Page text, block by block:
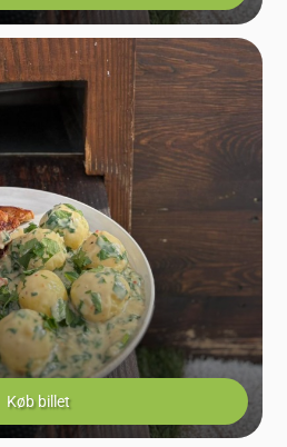
Køb billet